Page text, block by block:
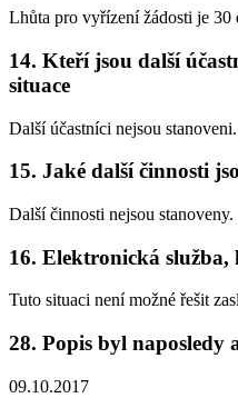
Lhůta pro vyřízení žádosti je 30
14. Kteří jsou další
situace
Další účastníci nejsou stanoveni.
15. Jaké další činnosti
Další činnosti nejsou stanoveny.
16. Elektronická služba,
Tuto situaci není možné řešit
28. Popis byl naposledy
09.10.2017